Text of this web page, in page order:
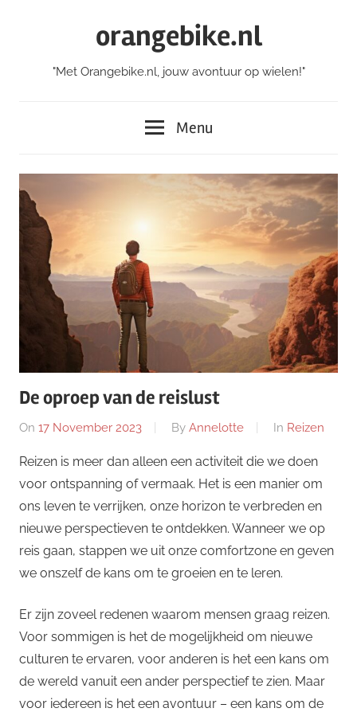
orangebike.nl
"Met Orangebike.nl, jouw avontuur op wielen!"
Menu
De oproep van de reislust
On 17 November 2023 By Annelotte In Reizen
Reizen is meer dan alleen een activiteit die we doen
voor ontspanning of vermaak. Het is een manier om
ons leven te verrijken, onze horizon te verbreden en
nieuwe perspectieven te ontdekken. Wanneer we op
reis gaan, stappen we uit onze comfortzone en geven
we onszelf de kans om te groeien en te leren.
Er zijn zoveel redenen waarom mensen graag reizen.
Voor sommigen is het de mogelijkheid om nieuwe
culturen te ervaren, voor anderen is het een kans om
de wereld vanuit een ander perspectief te zien. Maar
voor iedereen is het een avontuur – een kans om de